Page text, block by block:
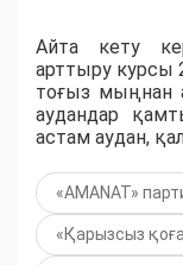
Айта кету
арттыру курсы
тоғыз мыңнан
аудандар
астам аудан,
«AMANAT»
«Қарызсыз